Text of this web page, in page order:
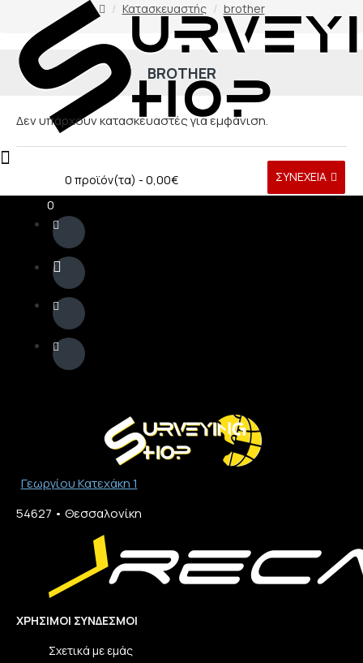
0 προϊόν(τα) - 0,00€
0
Κατασκευαστής brother
BROTHER
Δεν υπάρχουν κατασκευαστές για εμφάνιση.
ΣΥΝΈΧΕΙΑ
Γεωργίου Κατεχάκη 1
54627 • Θεσσαλονίκη​
ΧΡΉΣΙΜΟΙ ΣΎΝΔΕΣΜΟΙ
Σχετικά με εμάς